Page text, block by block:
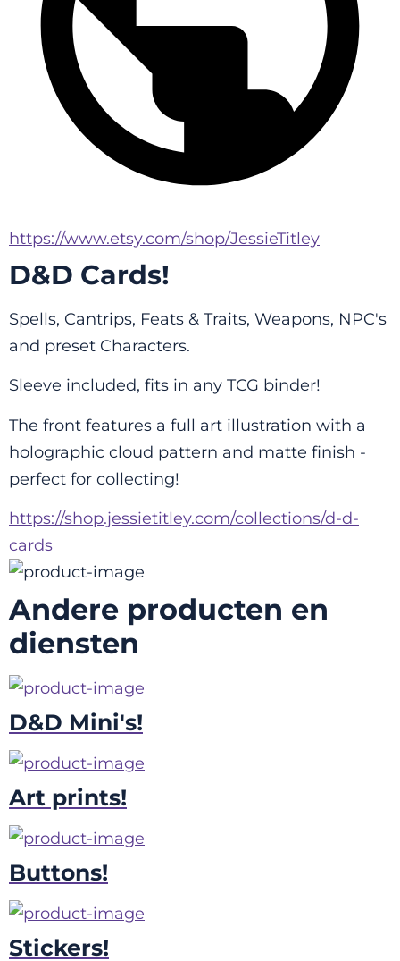
https://www.etsy.com/shop/JessieTitley
D&D Cards!
Spells, Cantrips, Feats & Traits, Weapons, NPC's
and preset Characters.
Sleeve included, fits in any TCG binder!
The front features a full art illustration with a
holographic cloud pattern and matte finish -
perfect for collecting!
https://shop.jessietitley.com/collections/d-d-
cards
Andere producten en
diensten
D&D Mini's!
Art prints!
Buttons!
Stickers!